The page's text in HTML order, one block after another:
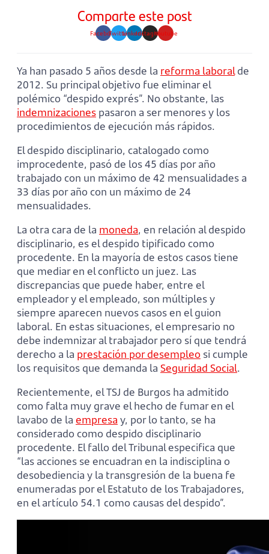
Comparte este post
FacebookTwitterLinkedinInstagramYoutube
Ya han pasado 5 años desde la reforma laboralde
2012. Su principal objetivo fue eliminar el
polémico “despido exprés”. No obstante, las
indemnizaciones pasaron a ser menores y los
procedimientos de ejecución más rápidos.
El despido disciplinario, catalogado como
improcedente, pasó de los 45 días por año
trabajado con un máximo de 42 mensualidades a
33 días por año con un máximo de 24
mensualidades.
La otra cara de la moneda, en relación al despido
disciplinario, es el despido tipificado como
procedente. En la mayoría de estos casos tiene
que mediar en el conflicto un juez. Las
discrepancias que puede haber, entre el
empleador y el empleado, son múltiples y
siempre aparecen nuevos casos en el guion
laboral. En estas situaciones, el empresario no
debe indemnizar al trabajador pero sí que tendrá
derecho a la prestación por desempleo si cumple
los requisitos que demanda la Seguridad Social.
Recientemente, el TSJ de Burgos ha admitido
como falta muy grave el hecho de fumar en el
lavabo de la empresa y, por lo tanto, se ha
considerado como despido disciplinario
procedente. El fallo del Tribunal especifica que
“las acciones se encuadran en la indisciplina o
desobediencia y la transgresión de la buena fe
enumeradas por el Estatuto de los Trabajadores,
en el artículo 54.1 como causas del despido”.